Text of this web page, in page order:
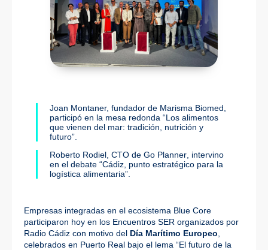
Joan Montaner, fundador de Marisma Biomed
participó en la mesa redonda “Los alimentos
que vienen del mar: tradición, nutrición y
futuro”.
Roberto Rodiel, CTO de Go Planner, intervino
en el debate “Cádiz, punto estratégico para la
logística alimentaria”.
Empresas integradas en el ecosistema Blue Core
participaron hoy en los Encuentros SER organizados por
Radio Cádiz con motivo del Día Marítimo Europeo
celebrados en Puerto Real bajo el lema “El futuro de la